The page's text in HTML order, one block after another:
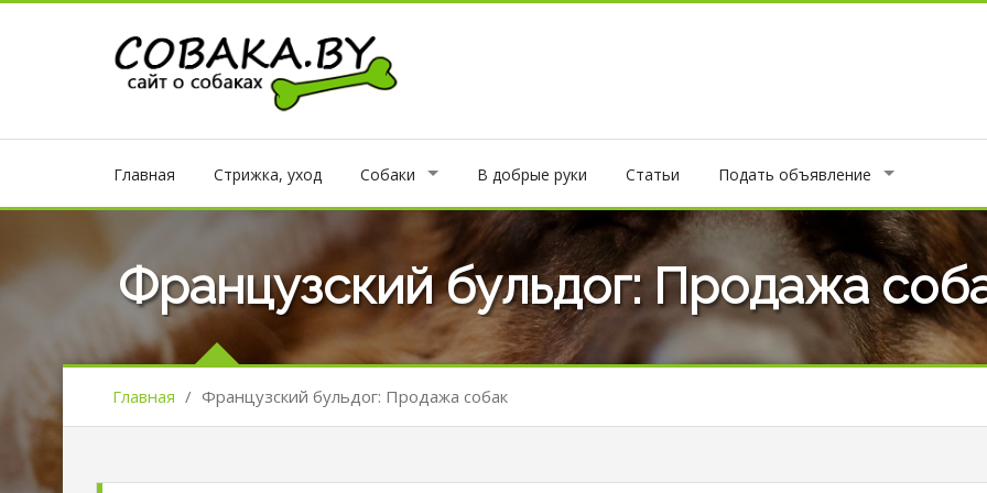
Главная Стрижка, уход Собаки В добрые руки Статьи Подать объявление
Французский бульдог: Продажа
Главная / Французский бульдог: Продажа собак